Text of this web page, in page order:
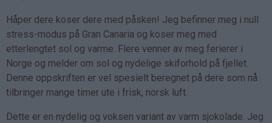
Håper dere koser dere med påsken! Jeg befinner meg i null
stress-modus på Gran Canaria og koser meg med
etterlengtet sol og varme. Flere venner av meg ferierer i
Norge og melder om sol og nydelige skiforhold på fjellet.
Denne oppskriften er vel spesielt beregnet på dere som nå
tilbringer mange timer ute i frisk, norsk luft.
Dette er en nydelig og voksen variant av varm sjokolade. Jeg